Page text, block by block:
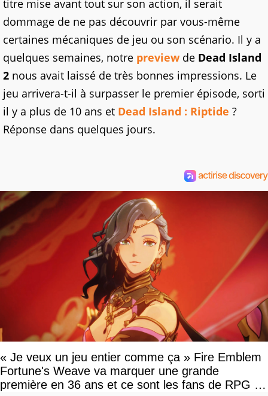
titre mise avant tout sur son action, il serait
dommage de ne pas découvrir par vous-même
certaines mécaniques de jeu ou son scénario. Il y a
quelques semaines, notre preview de Dead Island
2 nous avait laissé de très bonnes impressions. Le
jeu arrivera-t-il à surpasser le premier épisode, sorti
il y a plus de 10 ans et Dead Island : Riptide ?
Réponse dans quelques jours.
« Je veux un jeu entier comme ça » Fire Emblem
Fortune's Weave va marquer une grande
première en 36 ans et ce sont les fans de RPG en